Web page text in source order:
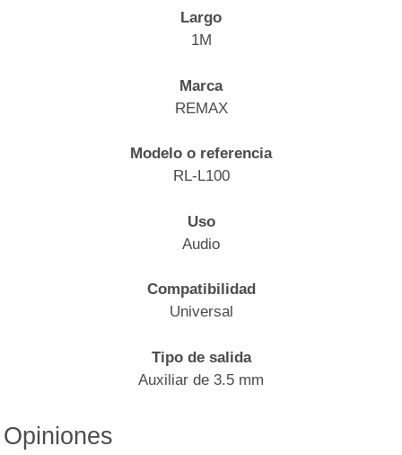
Largo
1M
Marca
REMAX
Modelo o referencia
RL-L100
Uso
Audio
Compatibilidad
Universal
Tipo de salida
Auxiliar de 3.5 mm
Opiniones